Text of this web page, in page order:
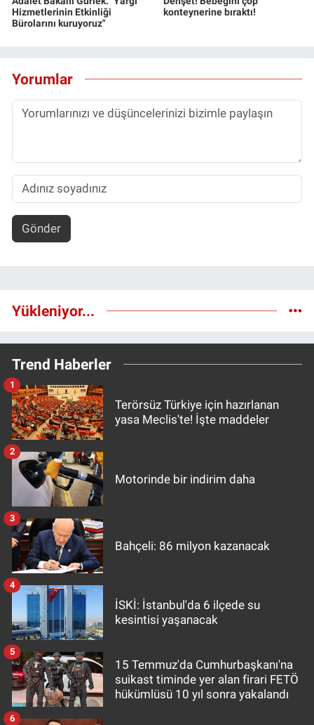
Hizmetlerinin Etkinliği
Bürolarını kuruyoruz"
konteynerine bıraktı!
Yorumlar
Gönder
Yükleniyor...
Trend Haberler
Terörsüz Türkiye için hazırlanan
yasa Meclis'te! İşte maddeler
1
Motorinde bir indirim daha
2
Bahçeli: 86 milyon kazanacak
3
İSKİ: İstanbul'da 6 ilçede su
kesintisi yaşanacak
4
15 Temmuz'da Cumhurbaşkanı'na
suikast timinde yer alan firari FETÖ
hükümlüsü 10 yıl sonra yakalandı
5
6